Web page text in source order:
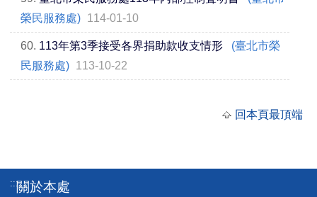
榮民服務處) 114-01-10
60. 113年第3季接受各界捐助款收支情形
(臺北市榮
民服務處) 113-10-22
回本頁最頂端
:::關於本處